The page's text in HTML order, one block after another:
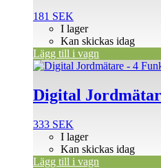
181 SEK
I lager
Kan skickas idag
Lägg till i vagn
Digital
333 SEK
I lager
Kan skickas idag
Lägg till i vagn